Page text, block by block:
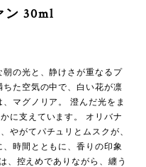
ン 30ml
朝の光と、静けさが重なるプ
た空気の中で、白い花が凛
マグノリア。 澄んだ光をま
に支えています。 オリバナ
やがてパチュリとムスクが、
時間とともに、香りの印象
、控えめでありながら、纏う